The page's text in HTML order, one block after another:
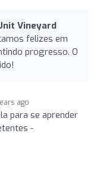
Vineyard
felizes em
progresso. O
ago
para se aprender
-